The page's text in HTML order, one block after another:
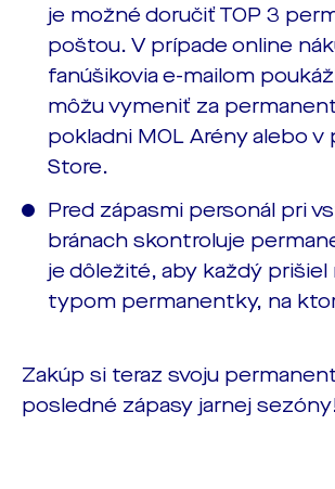
je možné doručiť TOP 3
poštou. V prípade online
fanúšikovia e-mailom
môžu vymeniť za
pokladni MOL Arény alebo v
Store.
Pred zápasmi personál pri
bránach skontroluje
je dôležité, aby každý prišiel
typom permanentky, na
Zakúp si teraz svoju
posledné zápasy jarnej